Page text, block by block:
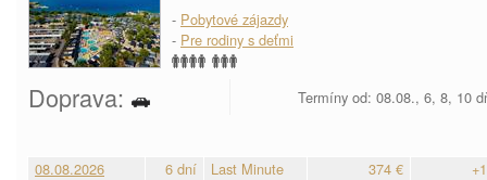
- Pobytové zájazdy
- Pre rodiny s deťmi
Doprava: Termíny od: 08.08., 6, 8, 10
08.08.2026 6 dní Last Minute 374 €